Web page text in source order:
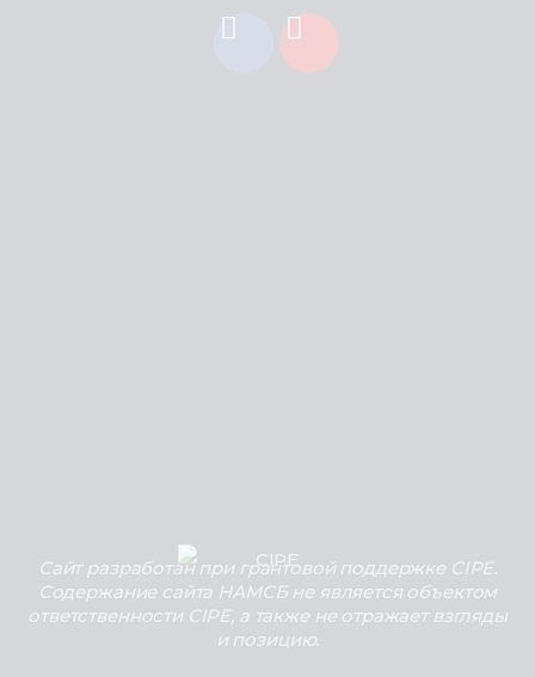
Сайт разработан при грантовой поддержке CIPE.
Содержание сайта НАМСБ не является объектом
ответственности CIPE, а также не отражает взгляды
и позицию.